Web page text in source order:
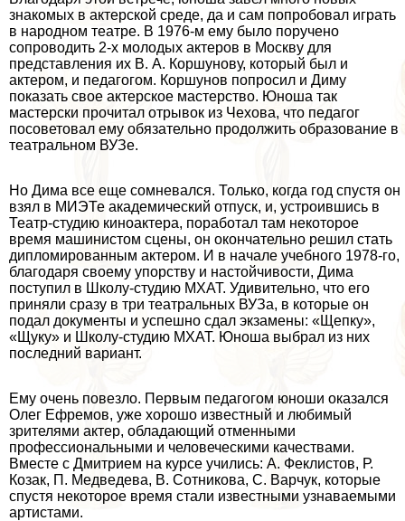
знакомых в актерской среде, да и сам попробовал играть
в народном театре. В 1976-м ему было поручено
сопроводить 2-х молодых актеров в Москву для
представления их В. А. Коршунову, который был и
актером, и педагогом. Коршунов попросил и Диму
показать свое актерское мастерство. Юноша так
мастерски прочитал отрывок из Чехова, что педагог
посоветовал ему обязательно продолжить образование в
театральном ВУЗе.
Но Дима все еще сомневался. Только, когда год спустя он
взял в МИЭТе академический отпуск, и, устроившись в
Театр-студию киноактера, поработал там некоторое
время машинистом сцены, он окончательно решил стать
дипломированным актером. И в начале учебного 1978-го,
благодаря своему упорству и настойчивости, Дима
поступил в Школу-студию МХАТ. Удивительно, что его
приняли сразу в три театральных ВУЗа, в которые он
подал документы и успешно сдал экзамены: «Щепку»,
«Щуку» и Школу-студию МХАТ. Юноша выбрал из них
последний вариант.
Ему очень повезло. Первым педагогом юноши оказался
Олег Ефремов, уже хорошо известный и любимый
зрителями актер, обладающий отменными
профессиональными и человеческими качествами.
Вместе с Дмитрием на курсе учились: А. Феклистов, Р.
Козак, П. Медведева, В. Сотникова, С. Варчук, которые
спустя некоторое время стали известными узнаваемыми
артистами.